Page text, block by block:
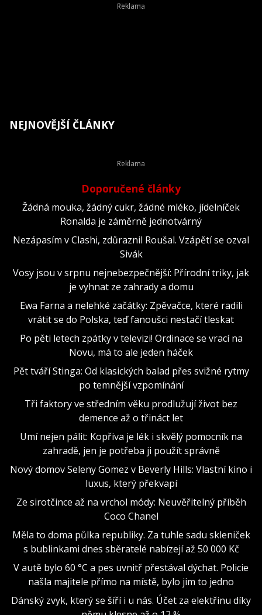
NEJNOVĚJŠÍ ČLÁNKY
Doporučené články
Žádná mouka, žádný cukr, žádné mléko, jídelníček
Ronalda je záměrně jednotvárný
Nezápasím v Clashi, zdůraznil Roušal. Vzápětí se ozval
Sivák
Vosy jsou v srpnu nejnebezpečnější: Přírodní triky, jak
je vyhnat ze zahrady a domu
Ewa Farna a nelehké začátky: Zpěvačce, které radili
vrátit se do Polska, teď fanoušci nestačí tleskat
Po pěti letech zpátky v televizi! Ordinace se vrací na
Novu, má to ale jeden háček
Pět tváří Stinga: Od klasických balad přes svižné rytmy
po temnější vzpomínání
Tři faktory ve středním věku prodlužují život bez
demence až o třináct let
Umí nejen pálit: Kopřiva je lék i skvělý pomocník na
zahradě, jen je potřeba ji použít správně
Nový domov Seleny Gomez v Beverly Hills: Vlastní kino i
luxus, který překvapí
Ze sirotčince až na vrchol módy: Neuvěřitelný příběh
Coco Chanel
Měla to doma půlka republiky. Za tuhle sadu skleniček
s bublinkami dnes sběratelé nabízejí až 50 000 Kč
V autě bylo 60 °C a pes uvnitř přestával dýchat. Policie
našla majitele přímo na místě, bylo jim to jedno
Dánský zvyk, který se šíří i u nás. Účet za elektřinu díky